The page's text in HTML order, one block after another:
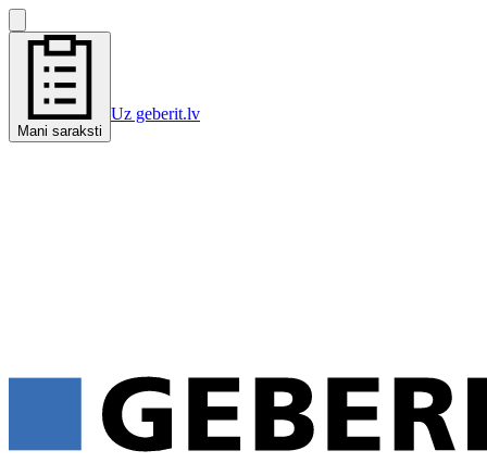
Mani saraksti
Uz geberit.lv